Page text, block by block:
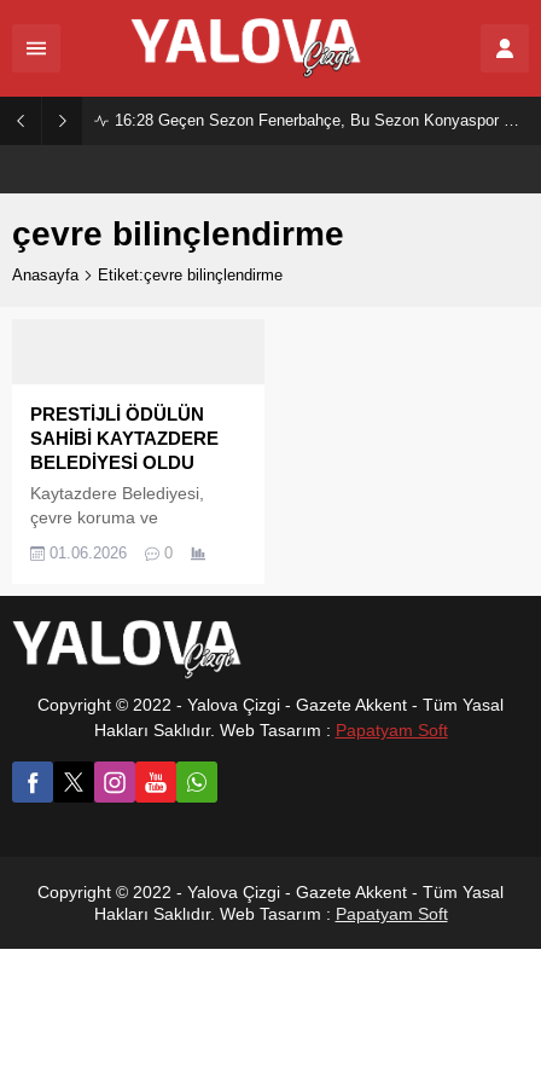
16:28 Geçen Sezon Fenerbahçe, Bu Sezon Konyaspor Mu?
çevre bilinçlendirme
Anasayfa Etiket:çevre bilinçlendirme
PRESTİJLİ ÖDÜLÜN
SAHİBİ KAYTAZDERE
BELEDİYESİ OLDU
Kaytazdere Belediyesi,
çevre koruma ve
yürüttüğü örnek
layık görüldü. Türkiye Çevre
Eğitim Vakfı (TÜRÇEV)
Bayrak Çevre Eğitim
Etkinlikleri kapsamında,
Kaytazdere Belediyesi “En
İyi Çevre Eğitim ve
Bilinçlendirme Etkinlikleri”
Başkanı Doğan Çitil,“...
01.06.2026 0
Copyright © 2022 - Yalova Çizgi - Gazete Akkent - Tüm Yasal
Hakları Saklıdır. Web Tasarım : Papatyam Soft
Copyright © 2022 - Yalova Çizgi - Gazete Akkent - Tüm Yasal
Hakları Saklıdır. Web Tasarım : Papatyam Soft